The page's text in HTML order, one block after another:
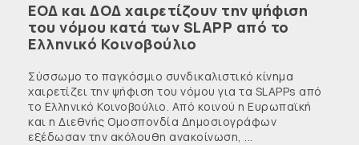
ΕΟΔ και ΔΟΔ χαιρετίζουν την ψήφιση
του νόμου κατά των SLAPP από το
Ελληνικό Κοινοβούλιο
Σύσσωμο το παγκόσμιο συνδικαλιστικό κίνημα
χαιρετίζει την ψήφιση του νόμου για τα SLAPPs από
το Ελληνικό Κοινοβούλιο. Από κοινού η Ευρωπαϊκή
και η Διεθνής Ομοσπονδία Δημοσιογράφων
εξέδωσαν την ακόλουθη ανακοίνωση, ...